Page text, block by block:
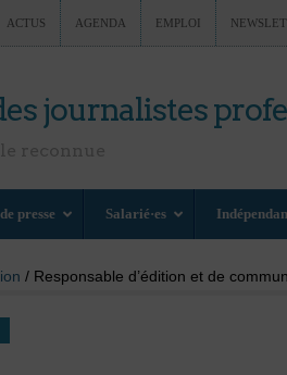
ACTUS AGENDA EMPLOI
journalistes
presse Salarié·es
/ Responsable d’édition et de